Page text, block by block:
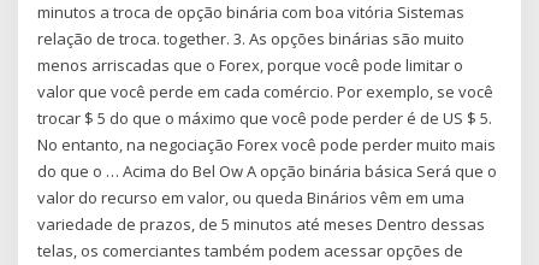
minutos a troca de opção binária com boa vitória Sistemas
relação de troca. together. 3. As opções binárias são muito
menos arriscadas que o Forex, porque você pode limitar o
valor que você perde em cada comércio. Por exemplo, se você
trocar $ 5 do que o máximo que você pode perder é de US $ 5.
No entanto, na negociação Forex você pode perder muito mais
do que o … Acima do Bel Ow A opção binária básica Será que o
valor do recurso em valor, ou queda Binários vêm em uma
variedade de prazos, de 5 minutos até meses Dentro dessas
telas, os comerciantes também podem acessar opções de